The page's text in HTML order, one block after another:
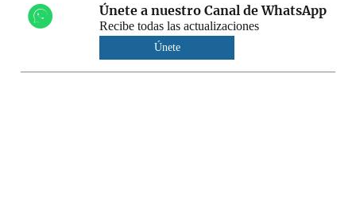
Únete a nuestro Canal de WhatsApp
Recibe todas las actualizaciones
Únete